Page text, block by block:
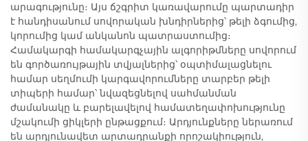
արագությունը։ Այս ճշգրիտ կառավարումը պարտադիր
է հանդիսանում սովորական խնդիրներից՝ թելի ձգումից,
կորումից կամ անկանոն պատրաստումից։
Համակարգի համակարգչային ալգորիթմները սովորում
են գործառույթային տվյալներից՝ օպտիմալացնելու
համար սեղմումի կարգավորումները տարբեր թելի
տիպերի համար՝ նվազեցնելով սահմանման
ժամանակը և բարելավելով համատեղափոխությունը
մշակումի ցիկլերի ընթացքում։ Արդյունքները ներառում
են արդյունավետ արտադրանքի որոշակիություն,